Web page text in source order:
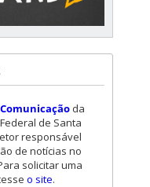
da
de Santa
responsável
de notícias no
solicitar uma
o site.